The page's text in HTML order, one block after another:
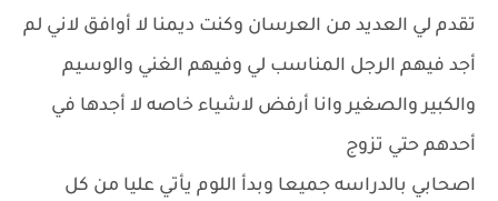
تقدم لي العديد من العرسان وكنت ديمنا لا أوافق لاني لم
أجد فيهم الرجل المناسب لي وفيهم الغني والوسيم
والكبير والصغير وانا أرفض لاشياء خاصه لا أجدها في
أحدهم حتي تزوج
اصحابي بالدراسه جميعا وبدأ اللوم يأتي عليا من كل